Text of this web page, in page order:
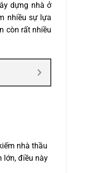
dựng nhà ở
nhiều sự lựa
còn rất nhiều
nhà thầu
lớn, điều này